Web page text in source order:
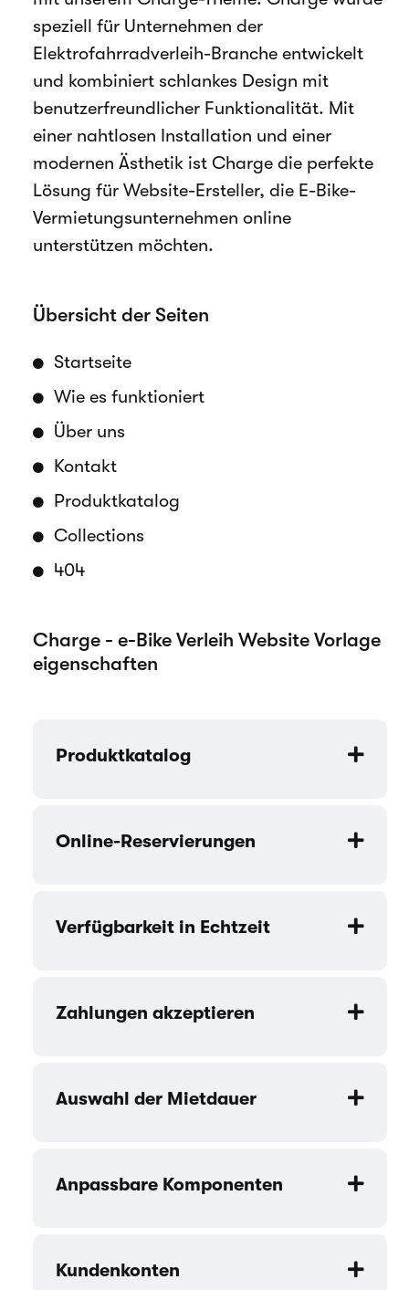
speziell für Unternehmen der
Elektrofahrradverleih-Branche entwickelt
und kombiniert schlankes Design mit
benutzerfreundlicher Funktionalität. Mit
einer nahtlosen Installation und einer
modernen Ästhetik ist Charge die perfekte
Lösung für Website-Ersteller, die E-Bike-
Vermietungsunternehmen online
unterstützen möchten.
Übersicht der Seiten
Startseite
Wie es funktioniert
Über uns
Kontakt
Produktkatalog
Collections
404
Charge - e-Bike Verleih Website Vorlage
eigenschaften
Produktkatalog
Online-Reservierungen
Verfügbarkeit in Echtzeit
Zahlungen akzeptieren
Auswahl der Mietdauer
Anpassbare Komponenten
Kundenkonten